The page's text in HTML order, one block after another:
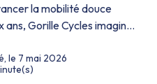
la mobilité douce
Gorille Cycles imagine,
pour les trajets du
vers la plage.
le 7 mai 2026